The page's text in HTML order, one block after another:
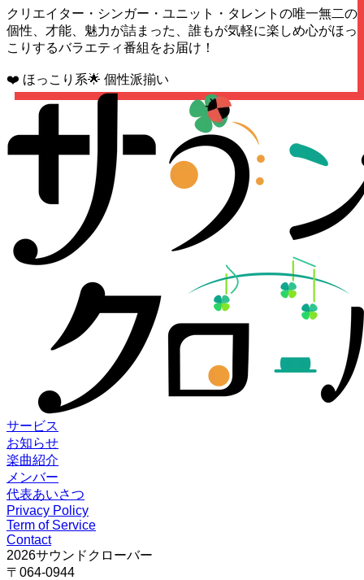
クリエイター・シンガー・ユニット・タレントの唯一無二の
個性、才能、魅力が詰まった、誰もが気軽に楽しめ心がほっ
こりするバラエティ番組をお届け！
❤️ ほっこり系🌟 個性派揃い
サービス
お知らせ
楽曲紹介
メンバー
代表あいさつ
Privacy Policy
Term of Service
Contact
2026サウンドクローバー
〒064-0944